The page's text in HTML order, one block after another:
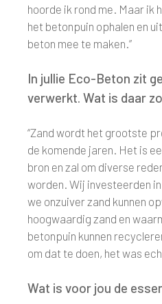
hoorde ik rond me. Maar ik
het betonpuin ophalen en
beton mee te maken.”
In jullie Eco-Beton zit
verwerkt. Wat is daar
“Zand wordt het grootste
de komende jaren. Het is
bron en zal om diverse
worden. Wij investeerden
we onzuiver zand kunnen
hoogwaardig zand en
betonpuin kunnen
om dat te doen, het was
Wat is voor jou de